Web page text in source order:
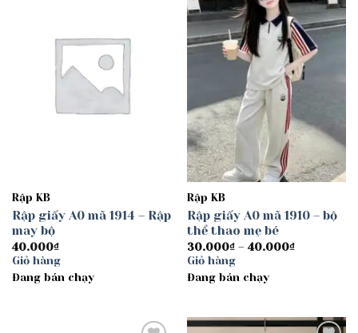
Rập KB
Rập giấy A0 mã 1914 – Rập
may bộ
40.000₫
Giỏ hàng
Đang bán chạy
Add to
wishlist
Rập KB
Rập giấy A0 mã 1910 – bộ
thể thao mẹ bé
30.000₫ – 40.000₫Khoảng
Giỏ hàng
Đang bán chạy